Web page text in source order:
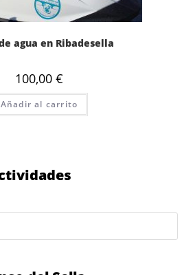
agua en Ribadesella
100,00 €
Añadir al carrito